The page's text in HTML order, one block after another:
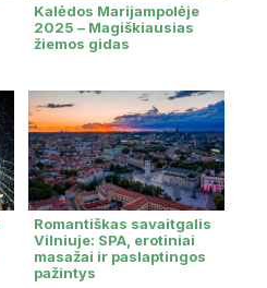
Kalėdos Marijampolėje
2025 – Magiškiausias
žiemos gidas
Romantiškas savaitgalis
Vilniuje: SPA, erotiniai
masažai ir paslaptingos
pažintys